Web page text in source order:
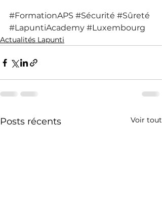
#FormationAPS #Sécurité #Sûreté
#LapuntiAcademy #Luxembourg
Actualités Lapunti
Posts récents Voir tout